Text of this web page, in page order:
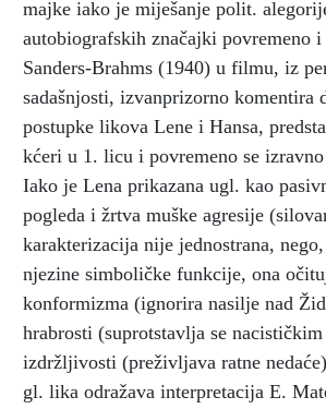
majke iako je miješanje polit.
autobiografskih značajki povremeno
Sanders-Brahms (1940) u filmu, iz
sadašnjosti, izvanprizorno komentira
postupke likova Lene i Hansa,
kćeri u 1. licu i povremeno se
Iako je Lena prikazana ugl. kao
pogleda i žrtva muške agresije
karakterizacija nije jednostrana,
njezine simboličke funkcije, ona
konformizma (ignorira nasilje nad
hrabrosti (suprotstavlja se
izdržljivosti (preživljava ratne
gl. lika odražava interpretacija E.